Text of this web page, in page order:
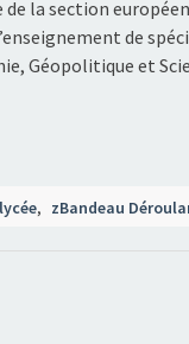
la section
de
Géopolitique et
, zBandeau